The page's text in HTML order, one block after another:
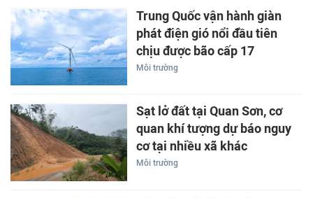
Trung Quốc vận hành giàn
phát điện gió nổi đầu tiên
chịu được bão cấp 17
Môi trường
Sạt lở đất tại Quan Sơn, cơ
quan khí tượng dự báo nguy
cơ tại nhiều xã khác
Môi trường